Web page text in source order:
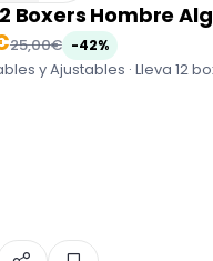
Boxers Hombre
25,00€ -42%
y Ajustables · Lleva 12